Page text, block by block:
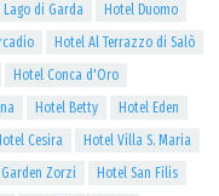
Lago di Garda
Hotel Duomo
Hotel Al Terrazzo di Salò
Hotel Conca d'Oro
Hotel Betty
Hotel Eden
Cesira
Hotel Villa S. Maria
Zorzi
Hotel San Filis